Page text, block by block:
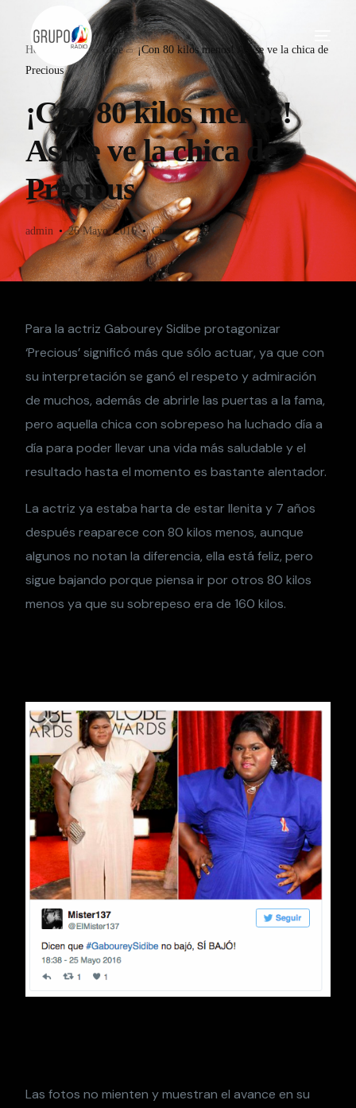
Home Blog Cine
¡Con 80 kilos menos! Así se ve la chica de
Precious
¡Con 80 kilos menos!
Así se ve la chica de
Precious
admin 26 Mayo, 2016 Cine
Para la actriz Gabourey Sidibe protagonizar
‘Precious’ significó más que sólo actuar, ya que con
su interpretación se ganó el respeto y admiración
de muchos, además de abrirle las puertas a la fama,
pero aquella chica con sobrepeso ha luchado día a
día para poder llevar una vida más saludable y el
resultado hasta el momento es bastante alentador.
La actriz ya estaba harta de estar llenita y 7 años
después reaparece con 80 kilos menos, aunque
algunos no notan la diferencia, ella está feliz, pero
sigue bajando porque piensa ir por otros 80 kilos
menos ya que su sobrepeso era de 160 kilos.
Las fotos no mienten y muestran el avance en su